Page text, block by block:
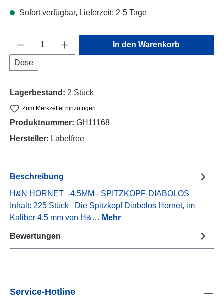
Sofort verfügbar, Lieferzeit: 2-5 Tage
Produkt Anzahl: Gib den gewünschten
Dose
In den Warenkorb
Lagerbestand: 2 Stück
Zum Merkzettel hinzufügen
Produktnummer: GH11168
Hersteller: Labelfree
Beschreibung
H&N HORNET -4,5MM - SPITZKOPF-DIABOLOS
Inhalt: 225 Stück Die Spitzkopf Diabolos Hornet, im
Kaliber 4,5 mm von H&… Mehr
Bewertungen
Service-Hotline